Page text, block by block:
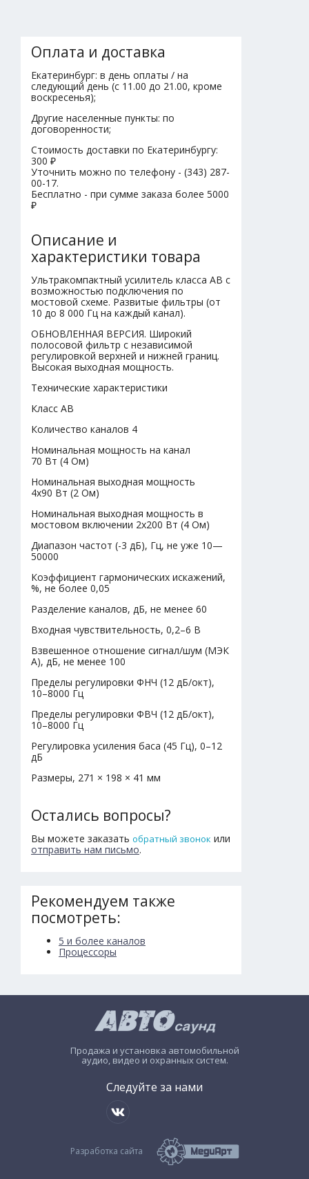
Оплата и доставка
Екатеринбург: в день оплаты / на
следующий день (с 11.00 до 21.00, кроме
воскресенья);
Другие населенные пункты: по
договоренности;
Стоимость доставки по Екатеринбургу:
300 ₽
Уточнить можно по телефону - (343) 287-
00-17.
Бесплатно - при сумме заказа более 5000
₽
Описание и
характеристики товара
Ультракомпактный усилитель класса AB с
возможностью подключения по
мостовой схеме. Развитые фильтры (от
10 до 8 000 Гц на каждый канал).
ОБНОВЛЕННАЯ ВЕРСИЯ. Широкий
полосовой фильтр с независимой
регулировкой верхней и нижней границ.
Высокая выходная мощность.
Технические характеристики
Класс AB
Количество каналов 4
Номинальная мощность на канал
70 Вт (4 Ом)
Номинальная выходная мощность
4х90 Вт (2 Ом)
Номинальная выходная мощность в
мостовом включении 2x200 Вт (4 Ом)
Диапазон частот (-3 дБ), Гц, не уже 10—
50000
Коэффициент гармонических искажений,
%, не более 0,05
Разделение каналов, дБ, не менее 60
Входная чувствительность, 0,2–6 В
Взвешенное отношение сигнал/шум (МЭК
А), дБ, не менее 100
Пределы регулировки ФНЧ (12 дБ/окт),
10–8000 Гц
Пределы регулировки ФВЧ (12 дБ/окт),
10–8000 Гц
Регулировка усиления баса (45 Гц), 0–12
дБ
Размеры, 271 × 198 × 41 мм
Остались вопросы?
Вы можете заказать обратный звонок или
отправить нам письмо.
Рекомендуем также
посмотреть:
5 и более каналов
Процессоры
Продажа и установка автомобильной
аудио, видео и охранных систем.
Следуйте за нами
Разработка сайта